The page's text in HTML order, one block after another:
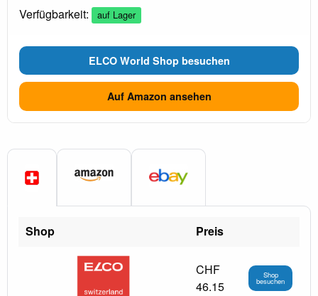
Verfügbarkeit:
auf Lager
ELCO World Shop besuchen
Auf Amazon ansehen
Shop Preis
CHF
46.15
Shop
besuchen